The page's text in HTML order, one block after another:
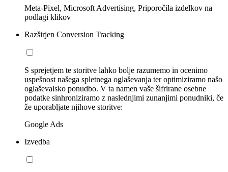
Meta-Pixel, Microsoft Advertising, Priporočila izdelkov na
podlagi klikov
Razširjen Conversion Tracking
S sprejetjem te storitve lahko bolje razumemo in ocenimo
uspešnost našega spletnega oglaševanja ter optimiziramo našo
oglaševalsko ponudbo. V ta namen vaše šifrirane osebne
podatke sinhroniziramo z naslednjimi zunanjimi ponudniki, če
že uporabljate njihove storitve:
Google Ads
Izvedba